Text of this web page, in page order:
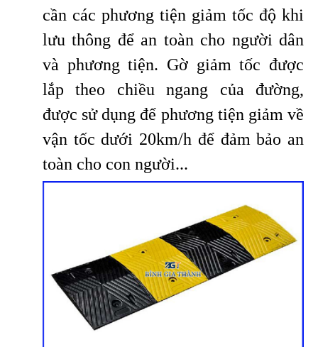
cần các phương tiện giảm tốc độ khi
lưu thông để an toàn cho người dân
và phương tiện. Gờ giảm tốc được
lắp theo chiều ngang của đường,
được sử dụng để phương tiện giảm về
vận tốc dưới 20km/h để đảm bảo an
toàn cho con người...